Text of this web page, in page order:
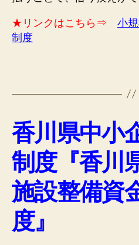
★リンクはこちら⇒
小
制度
香川県中小
制度『香川
施設整備資
度』